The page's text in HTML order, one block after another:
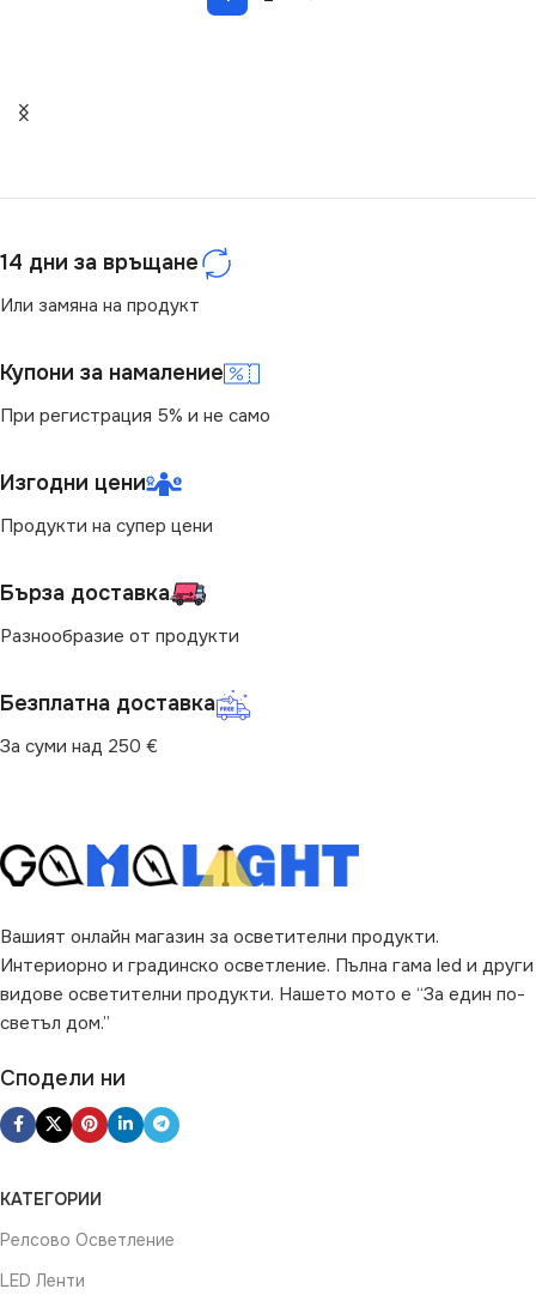
14 дни за връщане
Или замяна на продукт
Купони за намаление
При регистрация 5% и не само
Изгодни цени
Продукти на супер цени
Бърза доставка
Разнообразие от продукти
Безплатна доставка
За суми над 250 €
Вашият онлайн магазин за осветителни продукти.
Интериорно и градинско осветление. Пълна гама led и други
видове осветителни продукти. Нашето мото е “За един по-
светъл дом.”
Сподели ни
КАТЕГОРИИ
Релсово Осветление
LED Ленти